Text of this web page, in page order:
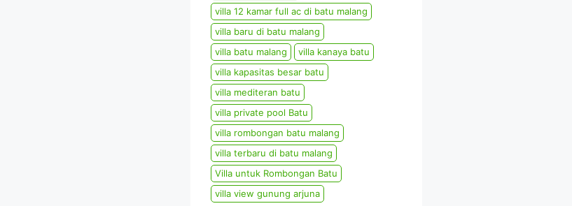
villa 12 kamar full ac di batu malang
villa baru di batu malang
villa batu malang
villa kanaya batu
villa kapasitas besar batu
villa mediteran batu
villa private pool Batu
villa rombongan batu malang
villa terbaru di batu malang
Villa untuk Rombongan Batu
villa view gunung arjuna